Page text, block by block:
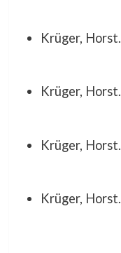
Krüger, Horst.
Krüger, Horst.
Krüger, Horst.
Krüger, Horst.